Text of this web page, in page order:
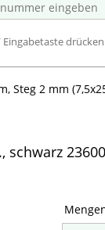
drücken
Steg 2 mm
schwarz